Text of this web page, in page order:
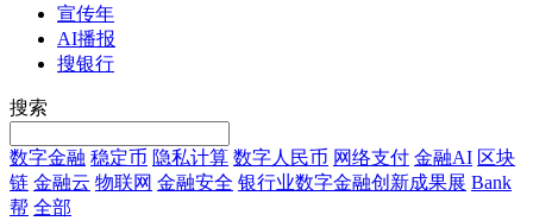
宣传年
AI播报
搜银行
搜索
数字金融 稳定币 隐私计算 数字人民币 网络支付 金融AI 区块
链 金融云 物联网 金融安全 银行业数字金融创新成果展 Bank
帮 全部